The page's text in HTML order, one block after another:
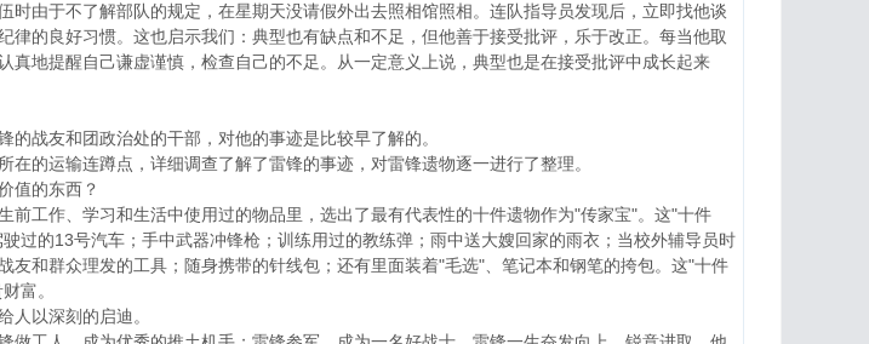
由于不了解部队的规定，在星期天没请假外出去照相馆照相。连队指导员发现后，立即找他谈
律的良好习惯。这也启示我们：典型也有缺点和不足，但他善于接受批评，乐于改正。每当他取
真地提醒自己谦虚谨慎，检查自己的不足。从一定意义上说，典型也是在接受批评中成长起来
战友和团政治处的干部，对他的事迹是比较早了解的。
的运输连蹲点，详细调查了解了雷锋的事迹，对雷锋遗物逐一进行了整理。
值的东西？
工作、学习和生活中使用过的物品里，选出了最有代表性的十件遗物作为"传家宝"。这"十件
过的13号汽车；手中武器冲锋枪；训练用过的教练弹；雨中送大嫂回家的雨衣；当校外辅导员时
友和群众理发的工具；随身携带的针线包；还有里面装着"毛选"、笔记本和钢笔的挎包。这"十件
富。
以深刻的启迪。